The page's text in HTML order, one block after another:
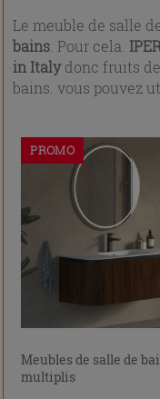
Le meuble de salle
bains . Pour cela.
in Italydonc fruits
bains. vous pouvez
PROMO
Meubles de salle de
multiplis